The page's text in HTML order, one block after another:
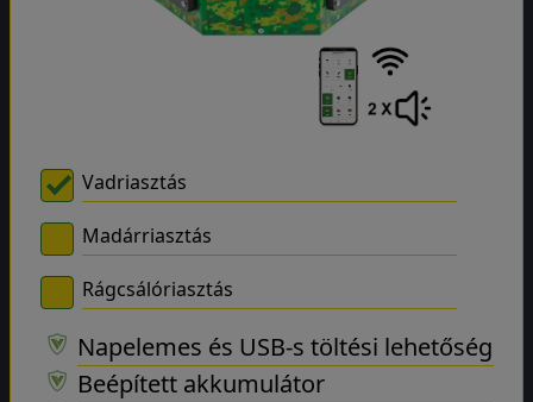
Vadriasztás
Madárriasztás
Rágcsálóriasztás
Napelemes és USB-s töltési lehetőség
Beépített akkumulátor